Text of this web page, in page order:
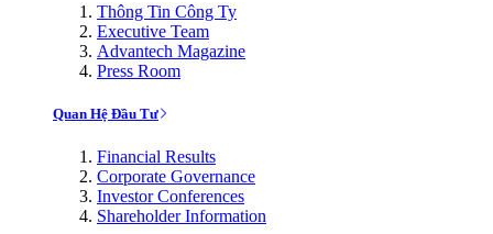
Thông Tin Công Ty
Executive Team
Advantech Magazine
Press Room
Quan Hệ Đầu Tư
Financial Results
Corporate Governance
Investor Conferences
Shareholder Information